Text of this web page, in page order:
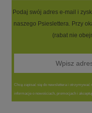
Podaj swój adres e-mail i
naszego Psieslettera. Przy
(rabat nie
Chcę zapisać się do newslettera i otrzymywać
informacje o nowościach, promocjach i